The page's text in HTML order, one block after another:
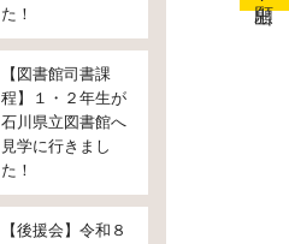
た！
【図書館司書課
程】１・２年生が
石川県立図書館へ
見学に行きまし
た！
【後援会】令和８